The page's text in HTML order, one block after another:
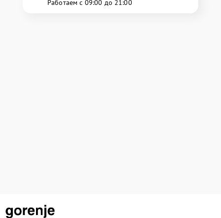
Работаем с 09:00 до 21:00